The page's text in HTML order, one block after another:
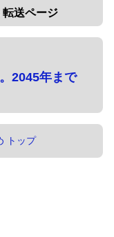
送ページ
2045年まで
トップ